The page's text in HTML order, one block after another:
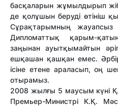
басқаларын жұмылдырып
де қолұшын беруді өтініш
Сұрақтарымның жауапсыз
Дипломаттық қарым-
заңынан ауытқымайтын
ешқашан қашқан емес.
ісіне етене араласып, оң
отырамыз.
2008 жылғы 5 маусым күні
Премьер-Министрі К.Қ.